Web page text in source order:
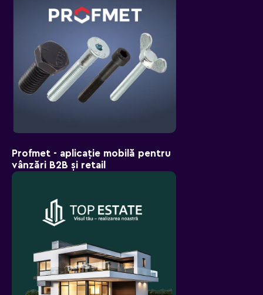
Profmet - aplicație mobilă pentru
vânzări B2B și retail